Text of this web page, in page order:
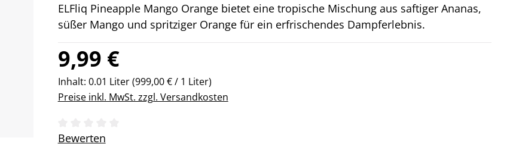
ELFliq Pineapple Mango Orange bietet eine tropische Mischung aus saftiger Ananas,
süßer Mango und spritziger Orange für ein erfrischendes Dampferlebnis.
Regulärer Preis:
9,99 €
Inhalt: 0.01 Liter(999,00 € / 1 Liter)
Preise inkl. MwSt. zzgl. Versandkosten
Durchschnittliche Bewertung von 0 von 5 Sternen
Bewerten